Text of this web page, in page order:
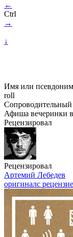
←
Ctrl
→
↓
Имя или псевдоним
roll
Сопроводительный
Афиша вечеринки
Рецензировал
Рецензировал
Артемий Лебедев
оригиналс